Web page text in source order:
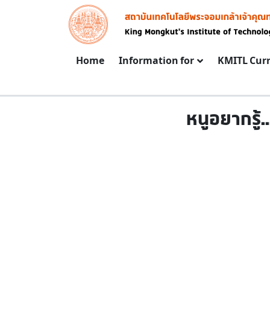
Skip to main content
Image
Main navigation
Home Information for KMITL
หนูอยากรู้